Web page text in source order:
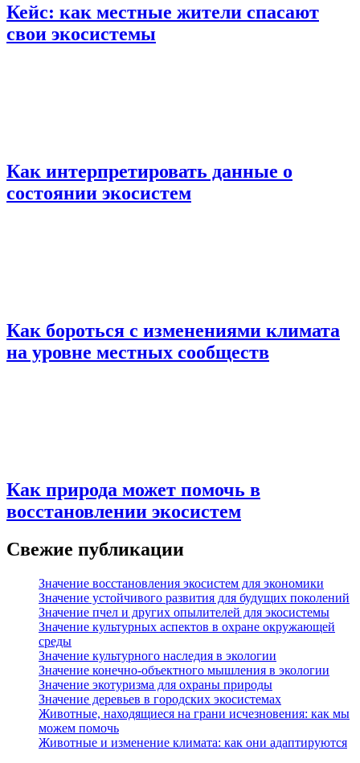
Кейс: как местные жители спасают
свои экосистемы
Как интерпретировать данные о
состоянии экосистем
Как бороться с изменениями климата
на уровне местных сообществ
Как природа может помочь в
восстановлении экосистем
Свежие публикации
Значение восстановления экосистем для экономики
Значение устойчивого развития для будущих поколений
Значение пчел и других опылителей для экосистемы
Значение культурных аспектов в охране окружающей
среды
Значение культурного наследия в экологии
Значение конечно-объектного мышления в экологии
Значение экотуризма для охраны природы
Значение деревьев в городских экосистемах
Животные, находящиеся на грани исчезновения: как мы
можем помочь
Животные и изменение климата: как они адаптируются